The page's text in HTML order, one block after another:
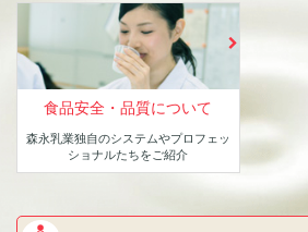
食品安全・品質について
森永乳業独自のシステムやプロフェッ
ショナルたちをご紹介